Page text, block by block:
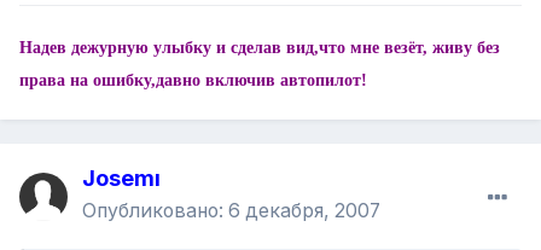
Надев дежурную улыбку и сделав вид,что мне везёт, живу без
права на ошибку,давно включив автопилот!
Josemı
Опубликовано: 6 декабря, 2007